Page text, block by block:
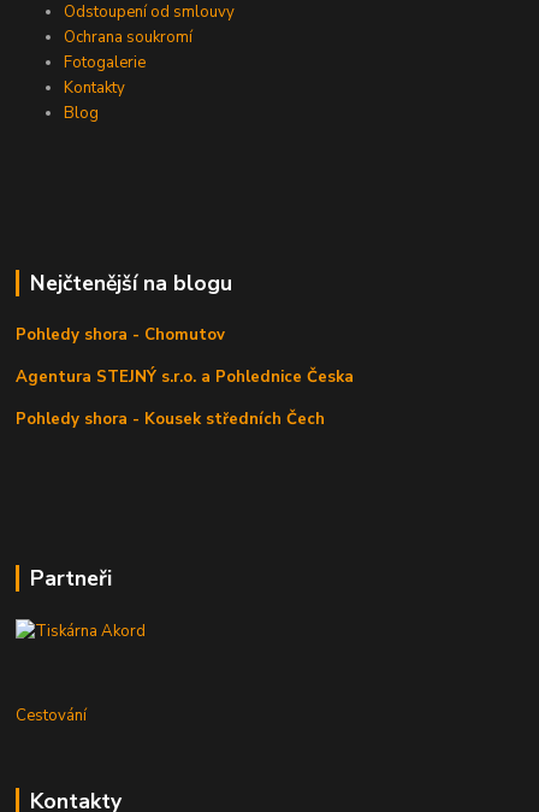
Odstoupení od smlouvy
Ochrana soukromí
Fotogalerie
Kontakty
Blog
Nejčtenější na blogu
Pohledy shora - Chomutov
Agentura STEJNÝ s.r.o. a Pohlednice Česka
Pohledy shora - Kousek středních Čech
Partneři
Cestování
Kontakty